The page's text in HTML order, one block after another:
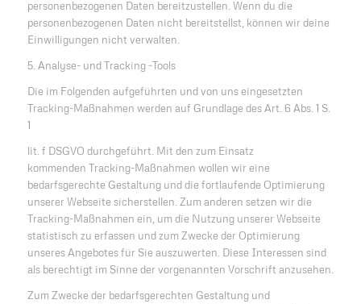
personenbezogenen Daten bereitzustellen. Wenn du die
personenbezogenen Daten nicht bereitstellst, können wir deine
Einwilligungen nicht verwalten.
5. Analyse- und Tracking -Tools
Die im Folgenden aufgeführten und von uns eingesetzten
Tracking-Maßnahmen werden auf Grundlage des Art. 6 Abs. 1 S.
1
lit. f DSGVO durchgeführt. Mit den zum Einsatz
kommenden Tracking-Maßnahmen wollen wir eine
bedarfsgerechte Gestaltung und die fortlaufende Optimierung
unserer Webseite sicherstellen. Zum anderen setzen wir die
Tracking-Maßnahmen ein, um die Nutzung unserer Webseite
statistisch zu erfassen und zum Zwecke der Optimierung
unseres Angebotes für Sie auszuwerten. Diese Interessen sind
als berechtigt im Sinne der vorgenannten Vorschrift anzusehen.
Zum Zwecke der bedarfsgerechten Gestaltung und